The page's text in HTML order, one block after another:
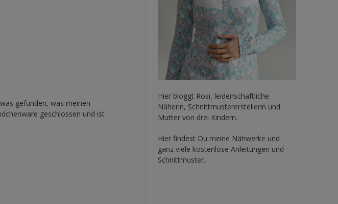
gefunden, was meinen
geschlossen und ist
Hier bloggt Rosi, leidenschaftliche
Näherin, Schnittmustererstellerin und
Mutter von drei Kindern.
Hier findest Du meine Nähwerke und
ganz viele kostenlose Anleitungen und
Schnittmuster.